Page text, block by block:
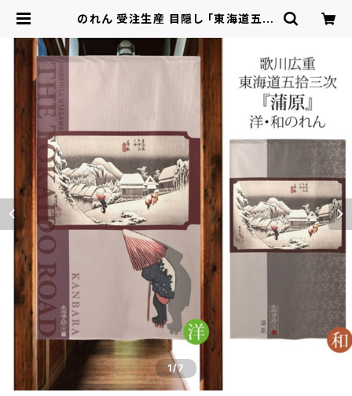
のれん 受注生産 目隠し 「東海道五十
テリア ファブリック・敷物 | ロシナン
テ！オンライン - 総合ショッピングサ
1/7